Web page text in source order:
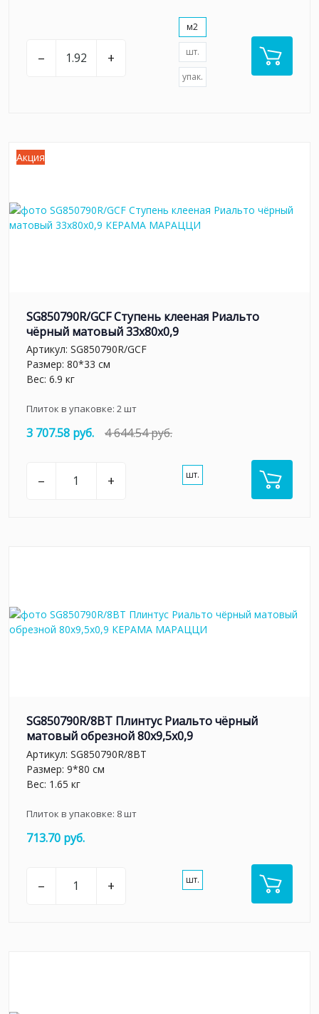
– +
м2
шт.
упак.
Акция
SG850790R/GCF Ступень клееная Риальто
чёрный матовый 33x80x0,9
Артикул: SG850790R/GCF
Размер: 80*33 см
Вес: 6.9 кг
Плиток в упаковке: 2шт
3 707.58 руб. 4 644.54 руб.
– + шт.
SG850790R/8BT Плинтус Риальто чёрный
матовый обрезной 80x9,5x0,9
Артикул: SG850790R/8BT
Размер: 9*80 см
Вес: 1.65 кг
Плиток в упаковке: 8шт
713.70 руб.
– + шт.